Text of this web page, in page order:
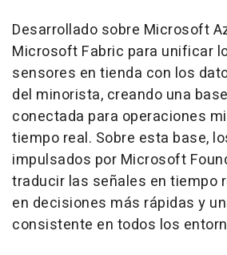
Desarrollado sobre Microsoft
Microsoft Fabric para unificar
sensores en tienda con los
del minorista, creando una
conectada para operaciones
tiempo real. Sobre esta base,
impulsados por Microsoft
traducir las señales en tiempo
en decisiones más rápidas y
consistente en todos los